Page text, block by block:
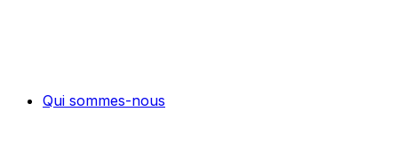
Qui sommes-nous